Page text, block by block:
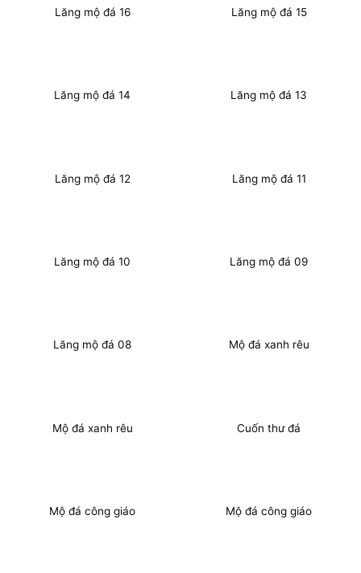
Lăng mộ đá 16 Lăng mộ đá 15
Lăng mộ đá 14 Lăng mộ đá 13
Lăng mộ đá 12 Lăng mộ đá 11
Lăng mộ đá 10 Lăng mộ đá 09
Lăng mộ đá 08 Mộ đá xanh rêu
Mộ đá xanh rêu Cuốn thư đá
Mộ đá công giáo Mộ đá công giáo